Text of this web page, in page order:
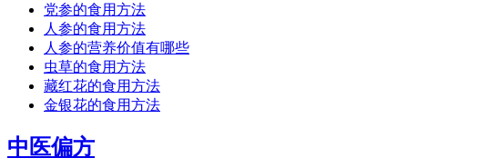
党参的食用方法
人参的食用方法
人参的营养价值有哪些
虫草的食用方法
藏红花的食用方法
金银花的食用方法
中医偏方